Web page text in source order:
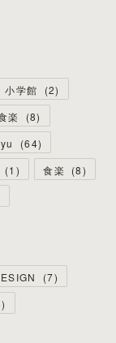
小学館 (2)
楽 (8)
(64)
(1 ) 食楽 (8)
(7)
)